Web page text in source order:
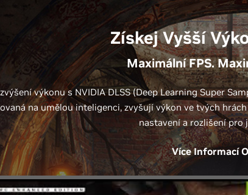
Získej Vyšší
Maximální FPS.
výkonu s NVIDIA DLSS (Deep Learning Super
na umělou inteligenci, zvyšují výkon ve tvých
nastavení a rozlišení pro
Více Informací O